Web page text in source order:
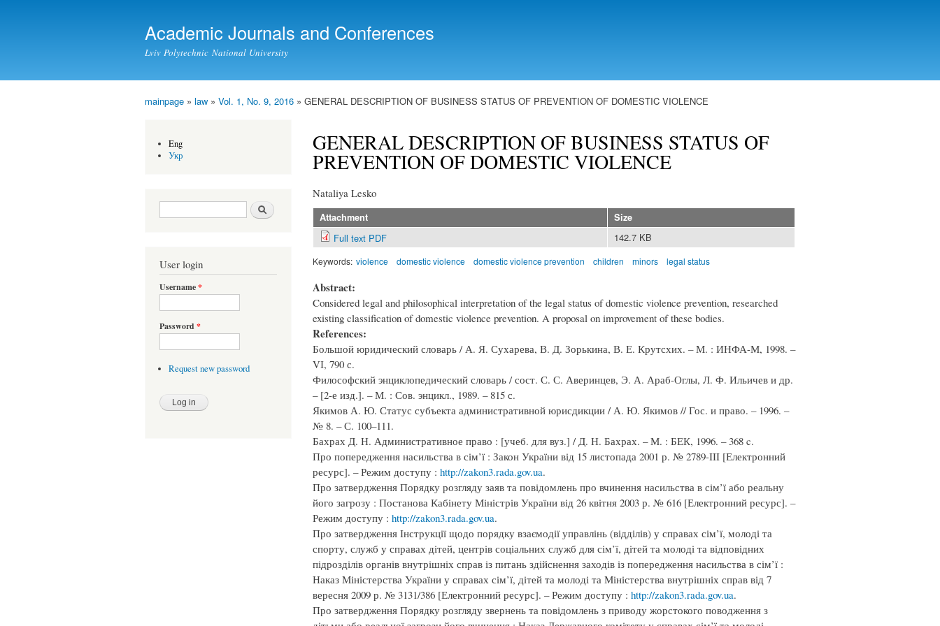
content
Academic Journals and Conferences
Lviv Polytechnic National University
mainpage » law » Vol. 1, No. 9, 2016 » GENERAL DESCRIPTION OF BUSINESS STATUS OF PREVENTION OF DOMESTIC VIOLENCE
Eng
Укр
Search form Search
User login
Username*
Password *
Request new password
GENERAL DESCRIPTION OF BUSINESS STATUS OF
PREVENTION OF DOMESTIC VIOLENCE
Nataliya Lesko
Attachment Size
Full text PDF 142.7 KB
Keywords: violence domestic violence domestic violence prevention children minors legal status
Abstract:
Considered legal and philosophical interpretation of the legal status of domestic violence prevention, researched
existing classification of domestic violence prevention. A proposal on improvement of these bodies.
References:
Большой юридический словарь / А. Я. Сухарева, В. Д. Зорькина, В. Е. Крутсхих. – М. : ИНФА-М, 1998. –
VІ, 790 с.
Философский энциклопедический словарь / сост. С. С. Аверинцев, Э. А. Араб-Оглы, Л. Ф. Ильичев и др.
– [2-е изд.]. – М. : Сов. энцикл., 1989. – 815 с.
Якимов А. Ю. Статус субъекта административной юрисдикции / А. Ю. Якимов // Гос. и право. – 1996. –
№ 8. – С. 100–111.
Бахрах Д. Н. Административное право : [учеб. для вуз.] / Д. Н. Бахрах. – М. : БЕК, 1996. – 368 c.
Про попередження насильства в сім’ї : Закон України від 15 листопада 2001 р. № 2789-III [Електронний
ресурс]. – Режим доступу : http://zakon3.rada.gov.ua.
Про затвердження Порядку розгляду заяв та повідомлень про вчинення насильства в сім’ї або реальну
його загрозу : Постанова Кабінету Міністрів України від 26 квітня 2003 р. № 616 [Електронний ресурс]. –
Режим доступу : http://zakon3.rada.gov.ua.
Про затвердження Інструкції щодо порядку взаємодії управлінь (відділів) у справах сім’ї, молоді та
спорту, служб у справах дітей, центрів соціальних служб для сім’ї, дітей та молоді та відповідних
підрозділів органів внутрішніх справ із питань здійснення заходів із попередження насильства в сім’ї :
Наказ Міністерства України у справах сім’ї, дітей та молоді та Міністерства внутрішніх справ від 7
вересня 2009 р. № 3131/386 [Електронний ресурс]. – Режим доступу : http://zakon3.rada.gov.ua.
Про затвердження Порядку розгляду звернень та повідомлень з приводу жорстокого поводження з